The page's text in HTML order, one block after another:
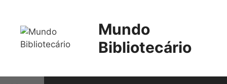
conteúdo
Mundo
Bibliotecário